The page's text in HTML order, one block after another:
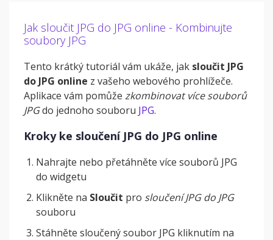
Jak sloučit JPG do JPG online - Kombinujte
soubory JPG
Tento krátký tutoriál vám ukáže, jak sloučit JPG
do JPG online z vašeho webového prohlížeče.
Aplikace vám pomůže zkombinovat více souborů
JPGdo jednoho souboru JPG.
Kroky ke sloučení JPG do JPG online
Nahrajte nebo přetáhněte více souborů JPG
do widgetu
Klikněte na Sloučit pro sloučení JPG do JPG
souboru
Stáhněte sloučený soubor JPG kliknutím na